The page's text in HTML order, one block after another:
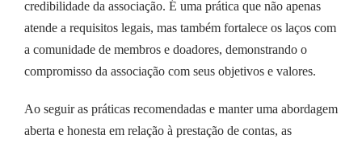
credibilidade da associação. É uma prática que não apenas
atende a requisitos legais, mas também fortalece os laços com
a comunidade de membros e doadores, demonstrando o
compromisso da associação com seus objetivos e valores.
Ao seguir as práticas recomendadas e manter uma abordagem
aberta e honesta em relação à prestação de contas, as